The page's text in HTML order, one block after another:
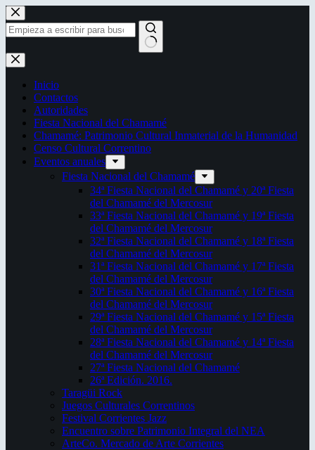
Saltar
al
contenido
Sin
resultados
Inicio
Contactos
Autoridades
Fiesta Nacional del Chamamé
Chamamé: Patrimonio Cultural Inmaterial de la Humanidad
Censo Cultural Correntino
Eventos anuales
Fiesta Nacional del Chamamé
34ª Fiesta Nacional del Chamamé y 20ª Fiesta
del Chamamé del Mercosur
33ª Fiesta Nacional del Chamamé y 19ª Fiesta
del Chamamé del Mercosur
32ª Fiesta Nacional del Chamamé y 18ª Fiesta
del Chamamé del Mercosur
31ª Fiesta Nacional del Chamamé y 17ª Fiesta
del Chamamé del Mercosur
30ª Fiesta Nacional del Chamamé y 16ª Fiesta
del Chamamé del Mercosur
29ª Fiesta Nacional del Chamamé y 15ª Fiesta
del Chamamé del Mercosur
28ª Fiesta Nacional del Chamamé y 14ª Fiesta
del Chamamé del Mercosur
27ª Fiesta Nacional del Chamamé
26ª Edición. 2016.
Taragüi Rock
Juegos Culturales Correntinos
Festival Corrientes Jazz
Encuentro sobre Patrimonio Integral del NEA
ArteCo. Mercado de Arte Corrientes